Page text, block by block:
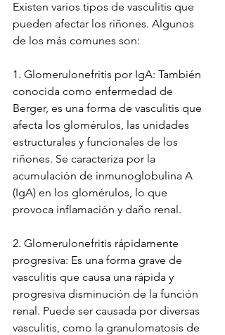
Existen varios tipos de vasculitis que
pueden afectar los riñones. Algunos
de los más comunes son:
1. Glomerulonefritis por IgA: También
conocida como enfermedad de
Berger, es una forma de vasculitis que
afecta los glomérulos, las unidades
estructurales y funcionales de los
riñones. Se caracteriza por la
acumulación de inmunoglobulina A
(IgA) en los glomérulos, lo que
provoca inflamación y daño renal.
2. Glomerulonefritis rápidamente
progresiva: Es una forma grave de
vasculitis que causa una rápida y
progresiva disminución de la función
renal. Puede ser causada por diversas
vasculitis, como la granulomatosis de